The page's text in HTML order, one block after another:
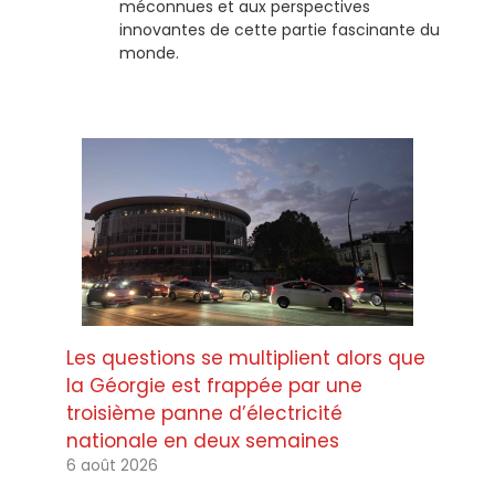
méconnues et aux perspectives
innovantes de cette partie fascinante du
monde.
Les questions se multiplient alors que
la Géorgie est frappée par une
troisième panne d’électricité
nationale en deux semaines
6 août 2026